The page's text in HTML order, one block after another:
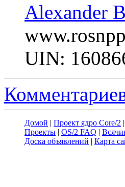
Alexander
UIN:
Домой | Проект ядро Core/2 |
Проекты | OS/2 FAQ |
Доска объявлений | Карта